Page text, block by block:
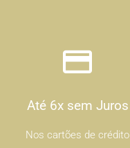
Até 6x sem Juros
Nos cartões de crédito